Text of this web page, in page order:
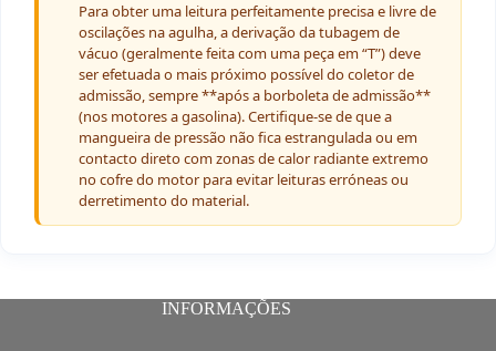
Para obter uma leitura perfeitamente precisa e livre de
oscilações na agulha, a derivação da tubagem de
vácuo (geralmente feita com uma peça em “T”) deve
ser efetuada o mais próximo possível do coletor de
admissão, sempre **após a borboleta de admissão**
(nos motores a gasolina). Certifique-se de que a
mangueira de pressão não fica estrangulada ou em
contacto direto com zonas de calor radiante extremo
no cofre do motor para evitar leituras erróneas ou
derretimento do material.
INFORMAÇÕES